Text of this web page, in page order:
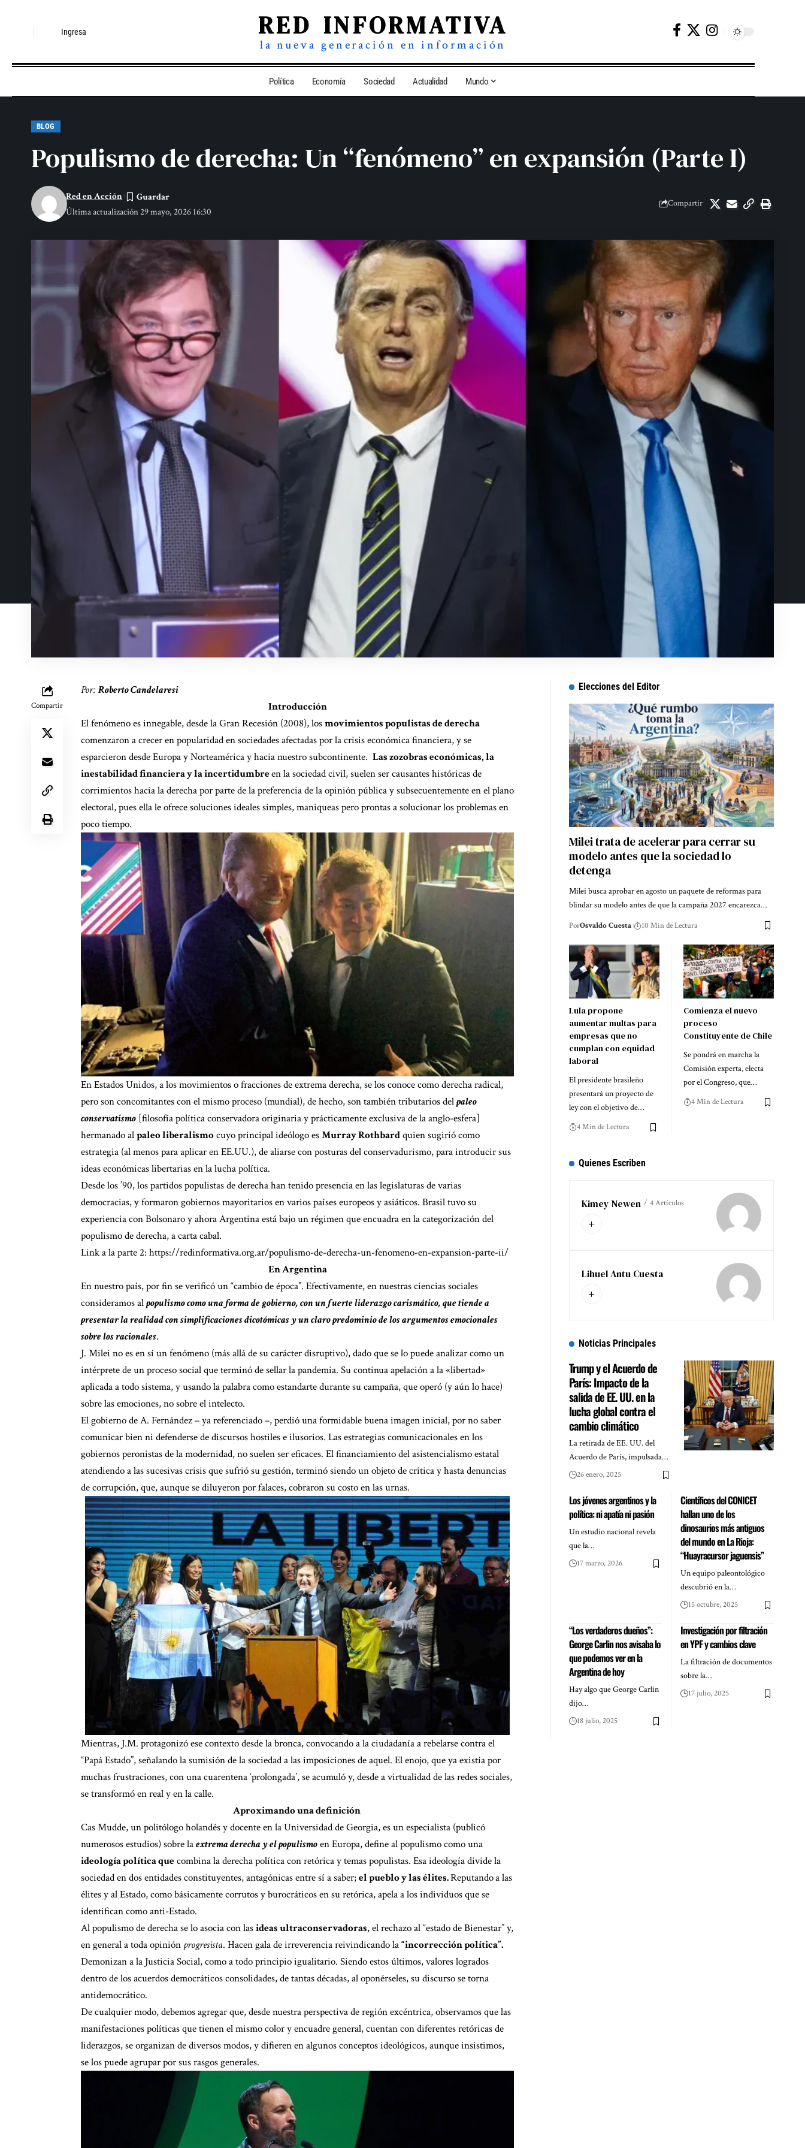
Ingresa RED INFORMATIVA
la nueva generación en información
Política Economía Sociedad Actualidad Mundo
BLOG
Populismo de derecha: Un “fenómeno” en expansión (Parte I)
Última actualización 29 mayo, 2026 16:30
Red en Acción
Compartir
Compartir
Por: Roberto Candelaresi
Introducción
El fenómeno es innegable, desde la Gran Recesión (2008), losmovimientos populistas de derecha
comenzaron a crecer en popularidad en sociedades afectadas por la crisis económica financiera, y se
esparcieron desde Europa y Norteamérica y hacia nuestro subcontinente. Las zozobras económicas, la
inestabilidad financiera y la incertidumbreen la sociedad civil, suelen ser causantes históricas de
corrimientos hacia la derecha por parte de la preferencia de la opinión pública y subsecuentemente en el plano
electoral, pues ella le ofrece soluciones ideales simples, maniqueas pero prontas a solucionar los problemas en
poco tiempo.
En Estados Unidos, a los movimientos o fracciones de extrema derecha, se los conoce como derecha radical,
pero son concomitantes con el mismo proceso (mundial), de hecho, son también tributarios delpaleo
conservatismo [filosofía política conservadora originaria y prácticamente exclusiva de la anglo-esfera]
hermanado alpaleo liberalismocuyo principal ideólogo esMurray Rothbardquien sugirió como
estrategia (al menos para aplicar en EE.UU.), de aliarse con posturas del conservadurismo, para introducir sus
ideas económicas libertarias en la lucha política.
Desde los ’90, los partidos populistas de derecha han tenido presencia en las legislaturas de varias
democracias, y formaron gobiernos mayoritarios en varios países europeos y asiáticos. Brasil tuvo su
experiencia con Bolsonaro y ahora Argentina está bajo un régimen que encuadra en la categorización del
populismo de derecha, a carta cabal.
Link a la parte 2: https://redinformativa.org.ar/populismo-de-derecha-un-fenomeno-en-expansion-parte-ii/
En Argentina
En nuestro país, por fin se verificó un “cambio de época”. Efectivamente, en nuestras ciencias sociales
consideramos alpopulismo como una forma de gobierno, con un fuerte liderazgo carismático, que tiende a
presentar la realidad con simplificaciones dicotómicas y un claro predominio de los argumentos emocionales
sobre los racionales.
J. Milei no es en sí un fenómeno (más allá de su carácter disruptivo), dado que se lo puede analizar como un
intérprete de un proceso social que terminó de sellar la pandemia. Su continua apelación a la «libertad»
aplicada a todo sistema, y usando la palabra como estandarte durante su campaña, que operó (y aún lo hace)
sobre las emociones, no sobre el intelecto.
El gobierno de A. Fernández – ya referenciado –, perdió una formidable buena imagen inicial, por no saber
comunicar bien ni defenderse de discursos hostiles e ilusorios. Las estrategias comunicacionales en los
gobiernos peronistas de la modernidad, no suelen ser eficaces. El financiamiento del asistencialismo estatal
atendiendo a las sucesivas crisis que sufrió su gestión, terminó siendo un objeto de crítica y hasta denuncias
de corrupción, que, aunque se diluyeron por falaces, cobraron su costo en las urnas.
Mientras, J.M. protagonizó ese contexto desde la bronca, convocando a la ciudadanía a rebelarse contra el
“Papá Estado”, señalando la sumisión de la sociedad a las imposiciones de aquel. El enojo, que ya existía por
muchas frustraciones, con una cuarentena ‘prolongada’, se acumuló y, desde a virtualidad de las redes sociales,
se transformó en real y en la calle.
Aproximando una definición
Cas Mudde, un politólogo holandés y docente en la Universidad de Georgia, es un especialista (publicó
numerosos estudios) sobre laextrema derecha y el populismoen Europa, define al populismo como una
ideología política quecombina la derecha política con retórica y temas populistas. Esa ideología divide la
sociedad en dos entidades constituyentes, antagónicas entre sí a saber;el pueblo y las élites.Reputandoa las
élites y al Estado, como básicamente corrutos y burocráticos en su retórica, apela a los individuos que se
identifican como anti-Estado.
Al populismo de derecha se lo asocia con lasideas ultraconservadoras, el rechazo al “estado de Bienestar” y,
en general a toda opinión progresista. Hacen gala de irreverencia reivindicando la“incorrección política”.
Demonizan a la Justicia Social, como a todo principio igualitario. Siendo estos últimos, valores logrados
dentro de los acuerdos democráticos consolidades, de tantas décadas, al oponérseles, su discurso se torna
antidemocrático.
De cualquier modo, debemos agregar que, desde nuestra perspectiva de región excéntrica, observamos que las
manifestaciones políticas que tienen el mismo color y encuadre general, cuentan con diferentes retóricas de
liderazgos, se organizan de diversos modos, y difieren en algunos conceptos ideológicos, aunque insistimos,
se los puede agrupar por sus rasgos generales.
Elecciones del Editor
Milei trata de acelerar para cerrar su
modelo antes que la sociedad lo
detenga
Milei busca aprobar en agosto un paquete de reformas para
blindar su modelo antes de que la campaña 2027 encarezca…
PorOsvaldo Cuesta 10 Min de Lectura
Lula propone
aumentar multas para
empresas que no
cumplan con equidad
laboral
El presidente brasileño
presentará un proyecto de
ley con el objetivo de…
4 Min de Lectura
Comienza el nuevo
proceso
Constituyente de Chile
Se pondrá en marcha la
Comisión experta, electa
por el Congreso, que…
4 Min de Lectura
Quienes Escriben
Kimey Newen 4 Artículos
Lihuel Antu Cuesta
Noticias Principales
Trump y el Acuerdo de
París: Impacto de la
salida de EE. UU. en la
lucha global contra el
cambio climático
La retirada de EE. UU. del
Acuerdo de París, impulsada…
26 enero, 2025
Los jóvenes argentinos y la
política: ni apatía ni pasión
Un estudio nacional revela
que la…
17 marzo, 2026
Científicos del CONICET
hallan uno de los
dinosaurios más antiguos
del mundo en La Rioja:
“Huayracursor jaguensis”
Un equipo paleontológico
descubrió en la…
15 octubre, 2025
“Los verdaderos dueños”:
George Carlin nos avisaba lo
que podemos ver en la
Argentina de hoy
Hay algo que George Carlin
dijo…
18 julio, 2025
Investigación por filtración
en YPF y cambios clave
La filtración de documentos
sobre la…
17 julio, 2025